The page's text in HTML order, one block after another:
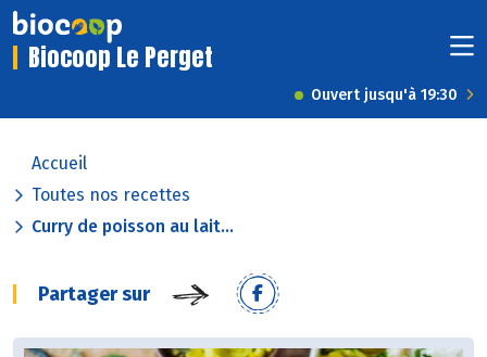
Biocoop Le Perget
Ouvert jusqu'à 19:30
Accueil
Toutes nos recettes
Curry de poisson au lait...
Partager sur